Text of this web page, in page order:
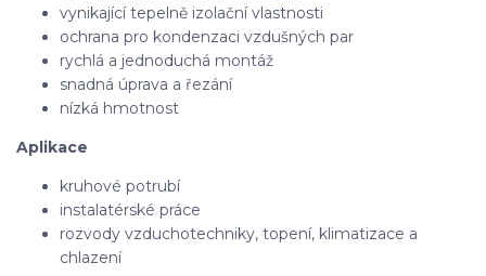
vynikající tepelně izolační vlastnosti
ochrana pro kondenzaci vzdušných par
rychlá a jednoduchá montáž
snadná úprava a řezání
nízká hmotnost
Aplikace
kruhové potrubí
instalatérské práce
rozvody vzduchotechniky, topení, klimatizace a
chlazení